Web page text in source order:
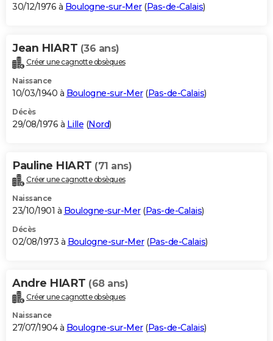
30/12/1976 à Boulogne-sur-Mer(Pas-de-Calais)
Jean HIART (36 ans)
Créer une cagnotte obsèques
Naissance
10/03/1940 à Boulogne-sur-Mer(Pas-de-Calais)
Décès
29/08/1976 à Lille (Nord)
Pauline HIART (71 ans)
Créer une cagnotte obsèques
Naissance
23/10/1901 à Boulogne-sur-Mer(Pas-de-Calais)
Décès
02/08/1973 à Boulogne-sur-Mer(Pas-de-Calais)
Andre HIART (68 ans)
Créer une cagnotte obsèques
Naissance
27/07/1904 à Boulogne-sur-Mer(Pas-de-Calais)